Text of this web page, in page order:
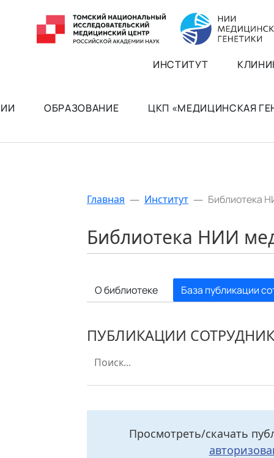
ИНСТИТУТ
ОБРАЗОВАНИЕ ЦКП «МЕДИЦИНСКАЯ
Главная — Институт — Библиотека
Библиотека НИИ
О библиотеке База публикации
ПУБЛИКАЦИИ
Просмотреть/скачать